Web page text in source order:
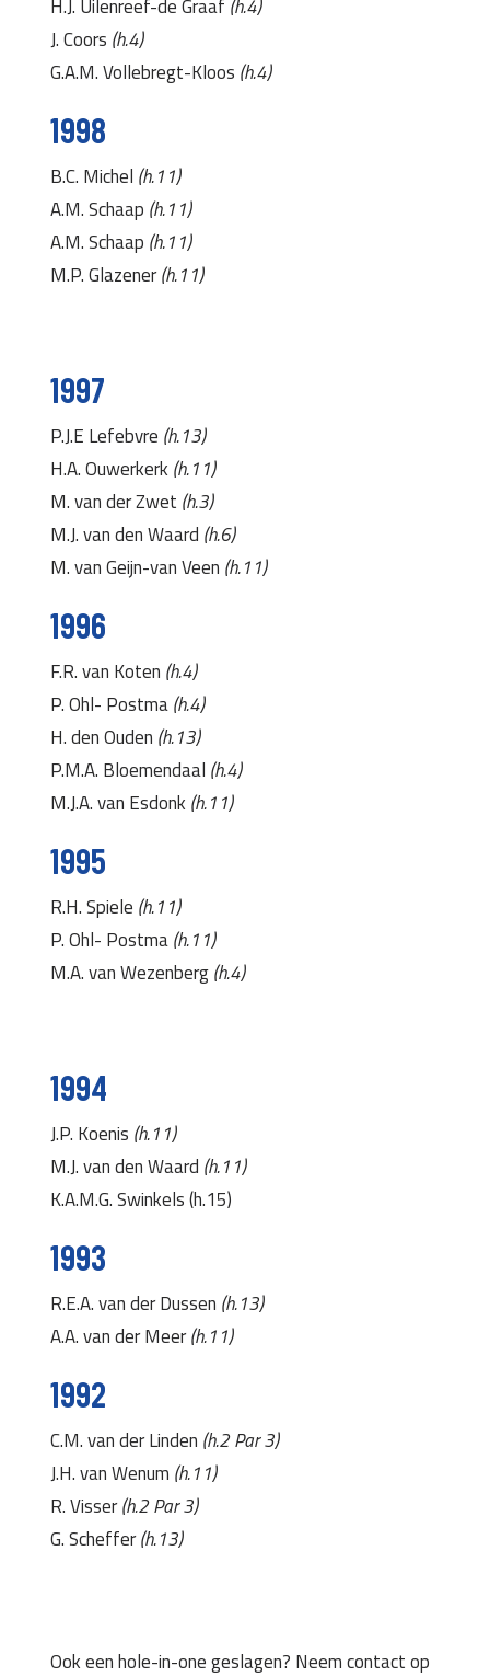
H.J. Uilenreef-de Graaf (h.4)
J. Coors (h.4)
G.A.M. Vollebregt-Kloos (h.4)
1998
B.C. Michel (h.11)
A.M. Schaap (h.11)
A.M. Schaap (h.11)
M.P. Glazener(h.11)
1997
P.J.E Lefebvre (h.13)
H.A. Ouwerkerk(h.11)
M. van der Zwet (h.3)
M.J. van den Waard (h.6)
M. van Geijn-van Veen (h.11)
1996
F.R. van Koten (h.4)
P. Ohl- Postma(h.4)
H. den Ouden (h.13)
P.M.A. Bloemendaal (h.4)
M.J.A. van Esdonk(h.11)
1995
R.H. Spiele (h.11)
P. Ohl- Postma(h.11)
M.A. van Wezenberg(h.4)
1994
J.P. Koenis (h.11)
M.J. van den Waard (h.11)
K.A.M.G. Swinkels (h.15)
1993
R.E.A. van der Dussen (h.13)
A.A. van der Meer(h.11)
1992
C.M. van der Linden (h.2 Par 3)
J.H. van Wenum (h.11)
R. Visser(h.2 Par 3)
G. Scheffer(h.13)
Ook een hole-in-one geslagen? Neem contact op